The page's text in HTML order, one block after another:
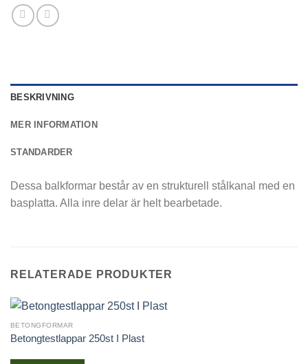
BESKRIVNING
MER INFORMATION
STANDARDER
Dessa balkformar består av en strukturell stålkanal med en
basplatta. Alla inre delar är helt bearbetade.
RELATERADE PRODUKTER
BETONGFORMAR
Betongtestlappar 250st I Plast